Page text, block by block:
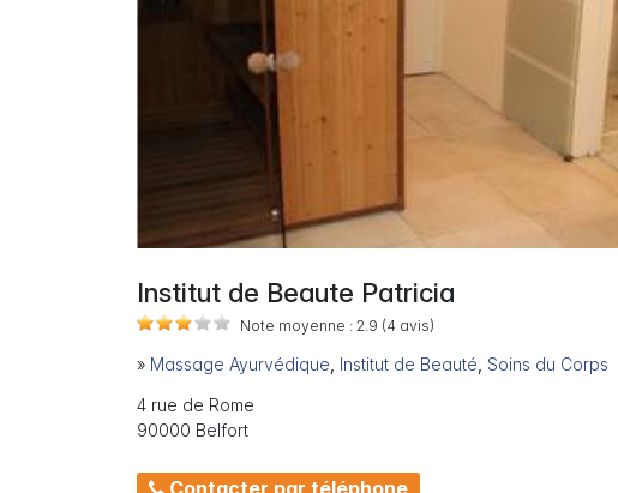
Institut de Beaute Patricia
Note moyenne : 2.9 (4 avis)
» Massage Ayurvédique Institut de Beauté Soins du Corps
4 rue de Rome
90000 Belfort